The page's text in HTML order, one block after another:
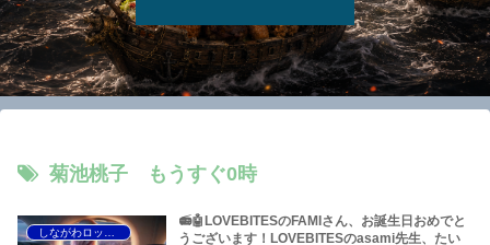
菊池桃子 もうすぐ0時
📻🤖LOVEBITESのFAMIさん、お誕生日おめでと
うございます！LOVEBITESのasami先生、たい